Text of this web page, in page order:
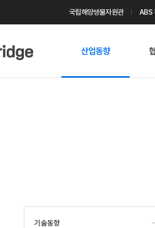
국립해양생물자원관 ABS
산업동향
기술동향